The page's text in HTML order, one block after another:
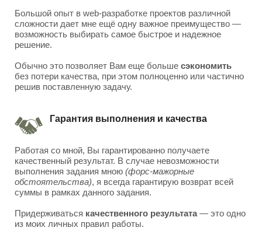
Большой опыт в web-разработке проектов различной
сложности дает мне ещё одну важное преимущество —
возможность выбирать самое быстрое и надежное
решение.
Обычно это позволяет Вам еще больше сэкономить
без потери качества, при этом полноценно или частично
решив поставленную задачу.
Гарантия выполнения и качества
Работая со мной, Вы гарантированно получаете
качественный результат. В случае невозможности
выполнения задания мною (форс-мажорные
обстоятельства), я всегда гарантирую возврат всей
суммы в рамках данного задания.
Придерживаться качественного результата— это одно
из моих личных правил работы.